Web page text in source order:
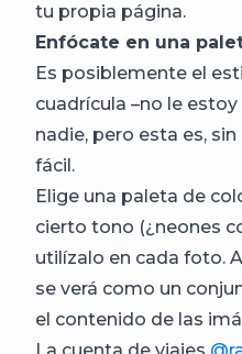
tu propia página.
Enfócate en una
Es posiblemente el
cuadrícula –no le
nadie, pero esta es,
fácil.
Elige una paleta de
cierto tono (¿neones
utilízalo en cada foto.
se verá como un
el contenido de las